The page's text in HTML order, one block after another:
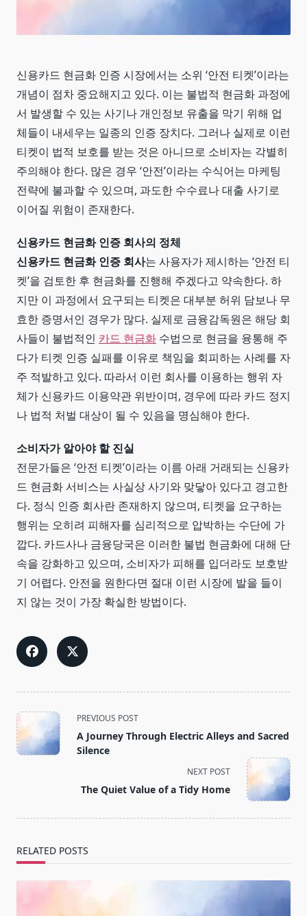
신용카드 현금화 인증 시장에서는 소위 ‘안전 티켓’이라는
개념이 점차 중요해지고 있다. 이는 불법적 현금화 과정에
서 발생할 수 있는 사기나 개인정보 유출을 막기 위해 업
체들이 내세우는 일종의 인증 장치다. 그러나 실제로 이런
티켓이 법적 보호를 받는 것은 아니므로 소비자는 각별히
주의해야 한다. 많은 경우 ‘안전’이라는 수식어는 마케팅
전략에 불과할 수 있으며, 과도한 수수료나 대출 사기로
이어질 위험이 존재한다.
신용카드 현금화 인증 회사의 정체
신용카드 현금화 인증 회사는 사용자가 제시하는 ‘안전 티
켓’을 검토한 후 현금화를 진행해 주겠다고 약속한다. 하
지만 이 과정에서 요구되는 티켓은 대부분 허위 담보나 무
효한 증명서인 경우가 많다. 실제로 금융감독원은 해당 회
사들이 불법적인 카드 현금화 수법으로 현금을 융통해 주
다가 티켓 인증 실패를 이유로 책임을 회피하는 사례를 자
주 적발하고 있다. 따라서 이런 회사를 이용하는 행위 자
체가 신용카드 이용약관 위반이며, 경우에 따라 카드 정지
나 법적 처벌 대상이 될 수 있음을 명심해야 한다.
소비자가 알아야 할 진실
전문가들은 ‘안전 티켓’이라는 이름 아래 거래되는 신용카
드 현금화 서비스는 사실상 사기와 맞닿아 있다고 경고한
다. 정식 인증 회사란 존재하지 않으며, 티켓을 요구하는
행위는 오히려 피해자를 심리적으로 압박하는 수단에 가
깝다. 카드사나 금융당국은 이러한 불법 현금화에 대해 단
속을 강화하고 있으며, 소비자가 피해를 입더라도 보호받
기 어렵다. 안전을 원한다면 절대 이런 시장에 발을 들이
지 않는 것이 가장 확실한 방법이다.
<span
class="nav-
subtitle
text">Page</span>
PREVIOUS POST
A Journey Through Electric Alleys and Sacred
Silence
NEXT POST
The Quiet Value of a Tidy Home
RELATED POSTS